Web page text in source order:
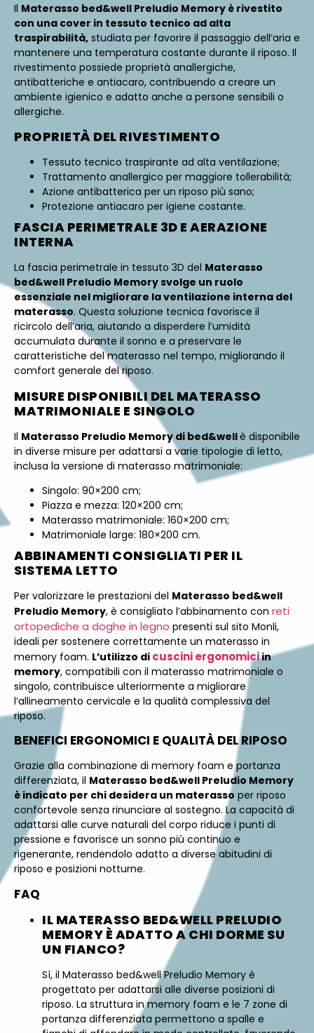
Il Materasso bed&well Preludio Memory è rivestito
con una cover in tessuto tecnico ad alta
traspirabilità, studiata per favorire il passaggio dell’aria e
mantenere una temperatura costante durante il riposo. Il
rivestimento possiede proprietà anallergiche,
antibatteriche e antiacaro, contribuendo a creare un
ambiente igienico e adatto anche a persone sensibili o
allergiche.
PROPRIETÀ DEL RIVESTIMENTO
Tessuto tecnico traspirante ad alta ventilazione;
Trattamento anallergico per maggiore tollerabilità;
Azione antibatterica per un riposo più sano;
Protezione antiacaro per igiene costante.
FASCIA PERIMETRALE 3D E AERAZIONE
INTERNA
La fascia perimetrale in tessuto 3D del Materasso
bed&well Preludio Memory svolge un ruolo
essenziale nel migliorare la ventilazione interna del
materasso. Questa soluzione tecnica favorisce il
ricircolo dell’aria, aiutando a disperdere l’umidità
accumulata durante il sonno e a preservare le
caratteristiche del materasso nel tempo, migliorando il
comfort generale del riposo.
MISURE DISPONIBILI DEL MATERASSO
MATRIMONIALE E SINGOLO
Il Materasso Preludio Memory di bed&wellè disponibile
in diverse misure per adattarsi a varie tipologie di letto,
inclusa la versione di materasso matrimoniale:
Singolo: 90×200 cm;
Piazza e mezza: 120×200 cm;
Materasso matrimoniale: 160×200 cm;
Matrimoniale large: 180×200 cm.
ABBINAMENTI CONSIGLIATI PER IL
SISTEMA LETTO
Per valorizzare le prestazioni del Materasso bed&well
Preludio Memory, è consigliato l’abbinamento con reti
ortopediche a doghe in legno presenti sul sito Monli,
ideali per sostenere correttamente un materasso in
memory foam. L’utilizzo di cuscini ergonomiciin
memory, compatibili con il materasso matrimoniale o
singolo, contribuisce ulteriormente a migliorare
l’allineamento cervicale e la qualità complessiva del
riposo.
BENEFICI ERGONOMICI E QUALITÀ DEL RIPOSO
Grazie alla combinazione di memory foam e portanza
differenziata, il Materasso bed&well Preludio Memory
è indicato per chi desidera un materasso per riposo
confortevole senza rinunciare al sostegno. La capacità di
adattarsi alle curve naturali del corpo riduce i punti di
pressione e favorisce un sonno più continuo e
rigenerante, rendendolo adatto a diverse abitudini di
riposo e posizioni notturne.
FAQ
IL MATERASSO BED&WELL PRELUDIO
MEMORY È ADATTO A CHI DORME SU
UN FIANCO?
Sì, il Materasso bed&well Preludio Memory è
progettato per adattarsi alle diverse posizioni di
riposo. La struttura in memory foam e le 7 zone di
portanza differenziata permettono a spalle e